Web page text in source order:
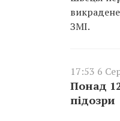
ЗМІ.
17:53 6
Понад
підозри